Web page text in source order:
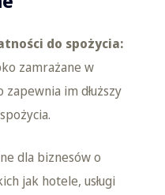
do spożycia:
zamrażane w
im dłuższy
dla biznesów o
jak hotele, usługi